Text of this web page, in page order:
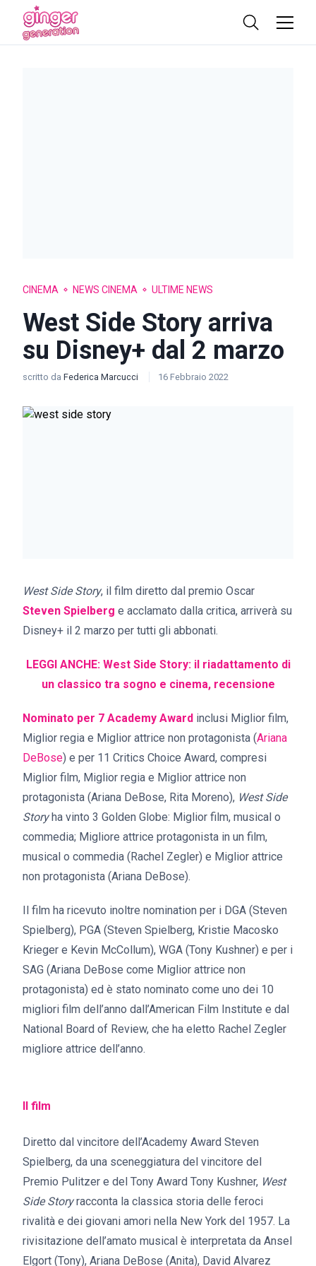
CINEMA NEWS CINEMA ULTIME NEWS
West Side Story arriva
su Disney+ dal 2 marzo
scritto da Federica Marcucci 16 Febbraio 2022
West Side Story, il film diretto dal premio Oscar
Steven Spielberg e acclamato dalla critica, arriverà su
Disney+ il 2 marzo per tutti gli abbonati.
LEGGI ANCHE: West Side Story: il riadattamento di
un classico tra sogno e cinema, recensione
Nominato per 7 Academy Award inclusi Miglior film,
Miglior regia e Miglior attrice non protagonista (Ariana
DeBose) e per 11 Critics Choice Award, compresi
Miglior film, Miglior regia e Miglior attrice non
protagonista (Ariana DeBose, Rita Moreno), West Side
Storyha vinto 3 Golden Globe: Miglior film, musical o
commedia; Migliore attrice protagonista in un film,
musical o commedia (Rachel Zegler) e Miglior attrice
non protagonista (Ariana DeBose).
Il film ha ricevuto inoltre nomination per i DGA (Steven
Spielberg), PGA (Steven Spielberg, Kristie Macosko
Krieger e Kevin McCollum), WGA (Tony Kushner) e per i
SAG (Ariana DeBose come Miglior attrice non
protagonista) ed è stato nominato come uno dei 10
migliori film dell’anno dall’American Film Institute e dal
National Board of Review, che ha eletto Rachel Zegler
migliore attrice dell’anno.
Il film
Diretto dal vincitore dell’Academy Award Steven
Spielberg, da una sceneggiatura del vincitore del
Premio Pulitzer e del Tony Award Tony Kushner, West
Side Storyracconta la classica storia delle feroci
rivalità e dei giovani amori nella New York del 1957. La
rivisitazione dell’amato musical è interpretata da Ansel
Elgort (Tony), Ariana DeBose (Anita), David Alvarez